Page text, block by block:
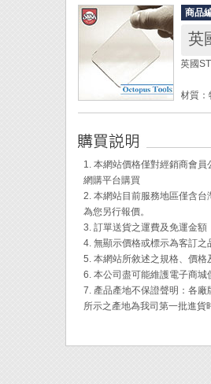
◆ 適用
定。
◆ 接
商品
英
英國
材質
最大
表面。
◆ 車上
貼在
◆ 將
透明
1. 本網站價格僅對經銷商會
網購平台購買
2. 本網站目前服務地區僅含
為您另行報價。
3. 訂單送貨之運費及免運金
4. 無顯示價格或標示為客訂
5. 本網站所敘述之規格、價
6. 本公司盡可能維護電子商
7. 產品產地不保證聲明：各
所示之產地為我司第一批進